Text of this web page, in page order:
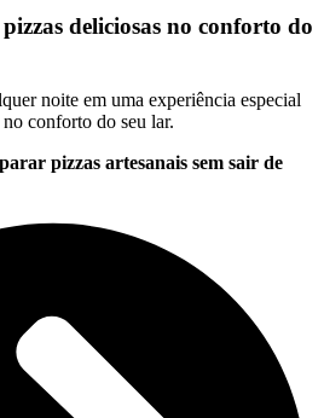
deliciosas no conforto do
noite em uma experiência especial
conforto do seu lar.
pizzas artesanais sem sair de